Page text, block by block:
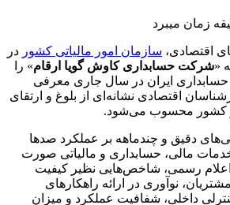
اقتصادی، سازمان امور مالیاتی کشور در
«شرکت حسابداری کاوش گویا ارقام» را
ایران در سال جاری معرفی
اقتصادی نشانه‌ای از بلوغ و ارتقای
کشور محسوب می‌شود.
دقیق و چندماهه بر عملکرد صدها
مالی، حسابداری و مالیاتی صورت
رسمی، شاخص‌هایی نظیر کیفیت
نوآوری در ارائه راهکارهای
داخلی، شفافیت عملکرد و میزان